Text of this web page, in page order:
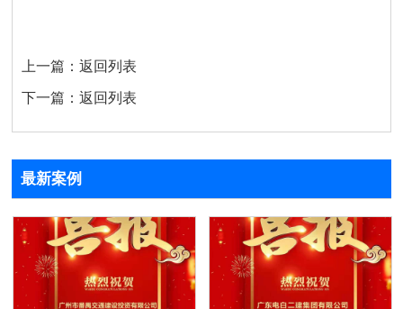
上一篇：返回列表
下一篇：返回列表
最新案例